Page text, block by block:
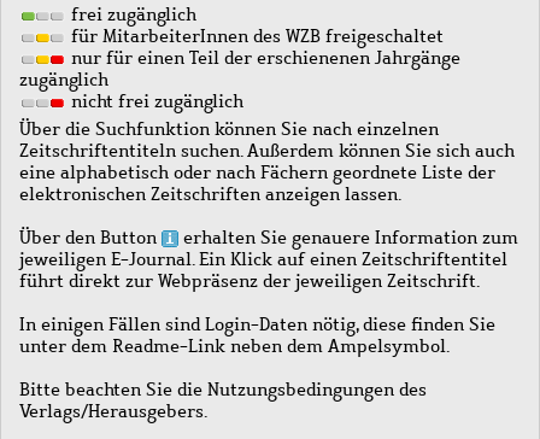
frei zugänglich
für MitarbeiterInnen des WZB freigeschaltet
nur für einen Teil der erschienenen Jahrgänge
zugänglich
nicht frei zugänglich
Über die Suchfunktion können Sie nach einzelnen
Zeitschriftentiteln suchen. Außerdem können Sie sich auch
eine alphabetisch oder nach Fächern geordnete Liste der
elektronischen Zeitschriften anzeigen lassen.
Über den Button
erhalten Sie genauere Information zum
jeweiligen E-Journal. Ein Klick auf einen Zeitschriftentitel
führt direkt zur Webpräsenz der jeweiligen Zeitschrift.
In einigen Fällen sind Login-Daten nötig, diese finden Sie
unter dem Readme-Link neben dem Ampelsymbol.
Bitte beachten Sie die Nutzungsbedingungen des
Verlags/Herausgebers.